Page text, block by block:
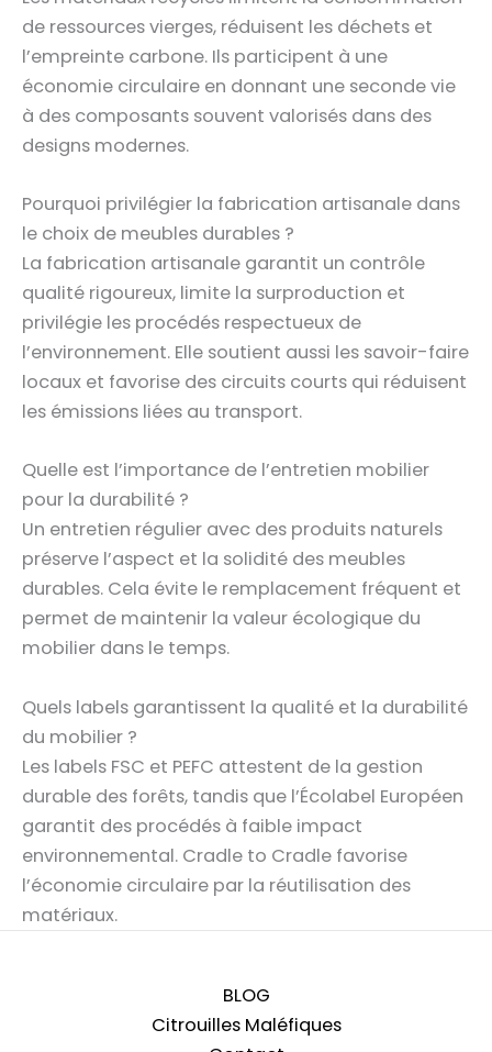
de ressources vierges, réduisent les déchets et
l’empreinte carbone. Ils participent à une
économie circulaire en donnant une seconde vie
à des composants souvent valorisés dans des
designs modernes.
Pourquoi privilégier la fabrication artisanale dans
le choix de meubles durables ?
La fabrication artisanale garantit un contrôle
qualité rigoureux, limite la surproduction et
privilégie les procédés respectueux de
l’environnement. Elle soutient aussi les savoir-faire
locaux et favorise des circuits courts qui réduisent
les émissions liées au transport.
Quelle est l’importance de l’entretien mobilier
pour la durabilité ?
Un entretien régulier avec des produits naturels
préserve l’aspect et la solidité des meubles
durables. Cela évite le remplacement fréquent et
permet de maintenir la valeur écologique du
mobilier dans le temps.
Quels labels garantissent la qualité et la durabilité
du mobilier ?
Les labels FSC et PEFC attestent de la gestion
durable des forêts, tandis que l’Écolabel Européen
garantit des procédés à faible impact
environnemental. Cradle to Cradle favorise
l’économie circulaire par la réutilisation des
matériaux.
BLOG
Citrouilles Maléfiques